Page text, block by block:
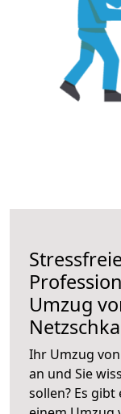
Umzug
Ihr Umzug
an und Sie
sollen? Es